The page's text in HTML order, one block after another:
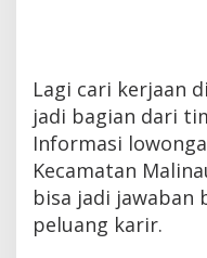
Lagi cari kerjaan
jadi bagian dari
Informasi
Kecamatan
bisa jadi jawaban
peluang karir.